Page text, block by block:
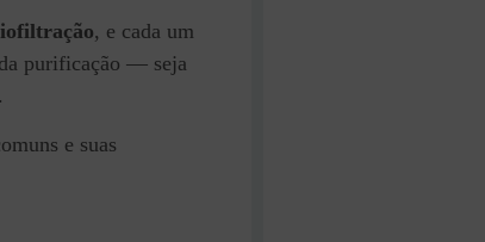
, e cada um
purificação — seja
e suas